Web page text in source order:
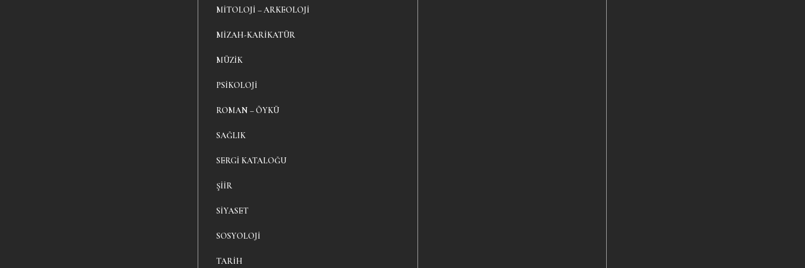
MITOLOJI – ARKEOLOJI
MIZAH-KARIKATÜR
MÜZIK
PSIKOLOJI
ROMAN – ÖYKÜ
SAĞLIK
SERGI KATALOĞU
ŞIIR
SIYASET
SOSYOLOJI
TARIH